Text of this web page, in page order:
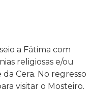
a Fátima com
religiosas e/ou
Cera. No regresso
visitar o Mosteiro.